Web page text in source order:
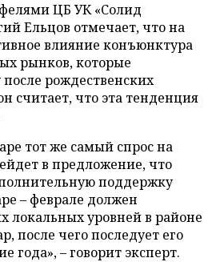
ЦБ УК «Солид
Ельцов отмечает, что на
влияние конъюнктура
рынков, которые
рождественских
считает, что эта тенденция
тот же самый спрос на
в предложение, что
поддержку
– феврале должен
локальных уровней в районе
после чего последует его
года», – говорит эксперт.